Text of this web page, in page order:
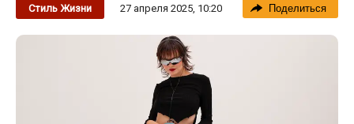
Стиль Жизни 27 апреля 2025, 10:20 Поделиться